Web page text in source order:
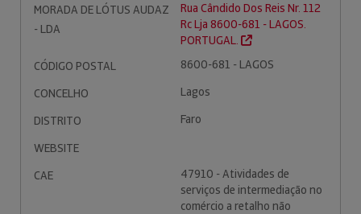
MORADA DE LÓTUS AUDAZ
- LDA
Rua Cândido Dos Reis Nr. 112
Rc Lja 8600-681 - LAGOS.
PORTUGAL.
CÓDIGO POSTAL
8600-681 - LAGOS
CONCELHO
Lagos
DISTRITO
Faro
WEBSITE
CAE
47910 - Atividades de
serviços de intermediação no
comércio a retalho não